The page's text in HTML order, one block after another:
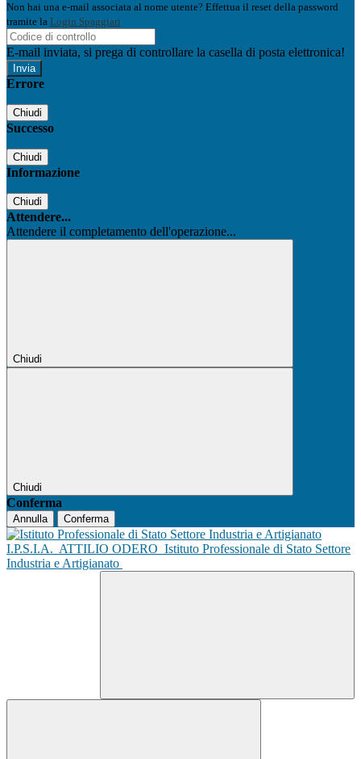
Non hai una e-mail associata al nome utente? Effettua il reset della password
tramite la Login Spaggiari
E-mail inviata, si prega di controllare la casella di posta elettronica!
Errore
Chiudi
Successo
Chiudi
Informazione
Chiudi
Attendere...
Attendere il completamento dell'operazione...
Chiudi
Chiudi
Conferma
Annulla Conferma
I.P.S.I.A. ATTILIO ODERO Istituto Professionale di Stato Settore
Industria e Artigianato